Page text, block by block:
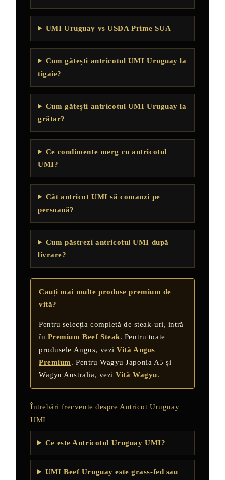
UMI Uruguay vs USDA Prime SUA
Cum gătești antricotul UMI Uruguay la
tigaie?
Cum gătești antricotul UMI Uruguay la
grătar?
Ce condimente merg cu antricotul
UMI?
Cât antricot UMI să comanzi pe
persoană?
Cum păstrezi antricotul UMI după
livrare?
Cauți mai multe produse premium de
vită?
Pentru selecția completă de steak-uri, intră
în Premium Beef Steak. Pentru toate
produsele Angus, veziVită Angus
Premium. Pentru Wagyu Japonia A5 și
Wagyu Australia, veziVită Wagyu.
Întrebări frecvente despre Antricot Uruguay
UMI
Ce este Antricotul Uruguay UMI?
UMI Beef Uruguay este grass-fed sau